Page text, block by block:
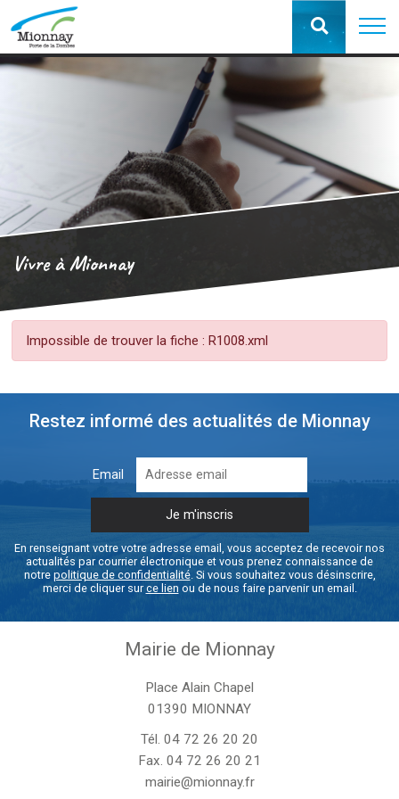
Vivre à Mionnay
Impossible de trouver la fiche : R1008.xml
Restez informé des actualités de Mionnay
Email
En renseignant votre votre adresse email, vous acceptez de recevoir nos
actualités par courrier électronique et vous prenez connaissance de
notre politique de confidentialité. Si vous souhaitez vous désinscrire,
merci de cliquer surce lien ou de nous faire parvenir un email.
Mairie de Mionnay
Place Alain Chapel
01390 MIONNAY
Tél. 04 72 26 20 20
Fax. 04 72 26 20 21
mairie@mionnay.fr